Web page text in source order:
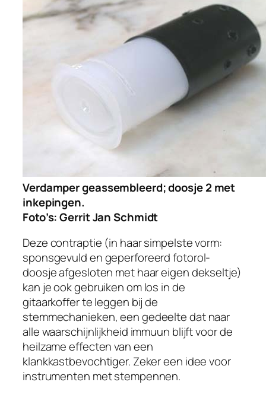
Verdamper geassembleerd; doosje 2 met
inkepingen.
Foto’s: Gerrit Jan Schmidt
Deze contraptie (in haar simpelste vorm:
sponsgevuld en geperforeerd fotorol-
doosje afgesloten met haar eigen dekseltje)
kan je ook gebruiken om los in de
gitaarkoffer te leggen bij de
stemmechanieken, een gedeelte dat naar
alle waarschijnlijkheid immuun blijft voor de
heilzame effecten van een
klankkastbevochtiger. Zeker een idee voor
instrumenten met stempennen.